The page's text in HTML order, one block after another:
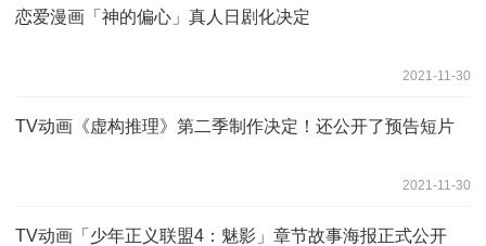
恋爱漫画「神的偏心」真人日剧化决定
2021-11-30
TV动画《虚构推理》第二季制作决定！还公开了预告短片
2021-11-30
TV动画「少年正义联盟4：魅影」章节故事海报正式公开